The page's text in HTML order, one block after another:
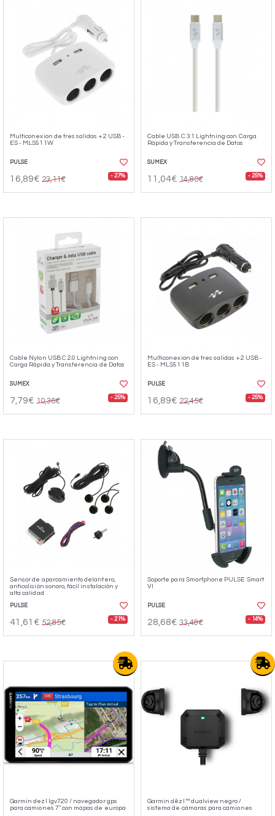
Multiconexion de tres salidas + 2 USB -
ES - MLS511W
PULSE
16,89€ 23,11€ - 27%
Cable USB C 3.1 Lightning con Carga
Rápida y Transferencia de Datos
SUMEX
11,04€ 14,80€ - 25%
Cable Nylon USB C 2.0 Lightning con
Carga Rápida y Transferencia de Datos
SUMEX
7,79€ 10,36€ - 25%
Multiconexion de tres salidas + 2 USB -
ES - MLS511B
PULSE
16,89€ 22,45€ - 25%
Sensor de aparcamiento delantero,
anticolisión sonoro, fácil instalación y
alta calidad
PULSE
41,61€ 52,85€ - 21%
Soporte para Smartphone PULSE Smart
VI
PULSE
28,68€ 33,48€ - 14%
Garmin dezl lgv720 / navegador gps
para camiones 7" con mapas de europa
Garmin dēzl™ dualview negro /
sistema de cámaras para camiones